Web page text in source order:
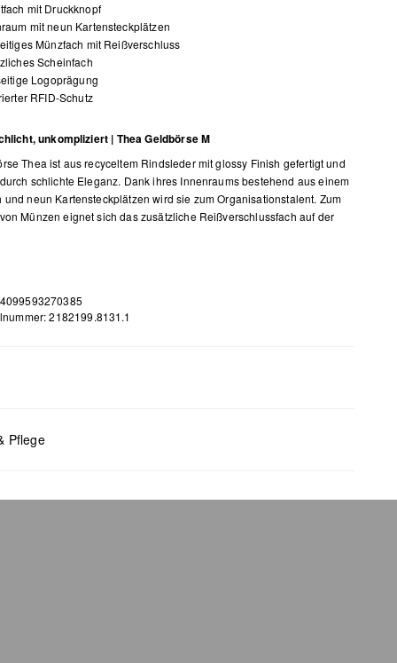
mit Druckknopf
mit neun Kartensteckplätzen
Münzfach mit Reißverschluss
Scheinfach
Logoprägung
RFID-Schutz
unkompliziert | Thea Geldbörse M
Thea ist aus recyceltem Rindsleder mit glossy Finish gefertigt und
schlichte Eleganz. Dank ihres Innenraums bestehend aus einem
und neun Kartensteckplätzen wird sie zum Organisationstalent. Zum
Münzen eignet sich das zusätzliche Reißverschlussfach auf der
2182199.8131.1
Pflege